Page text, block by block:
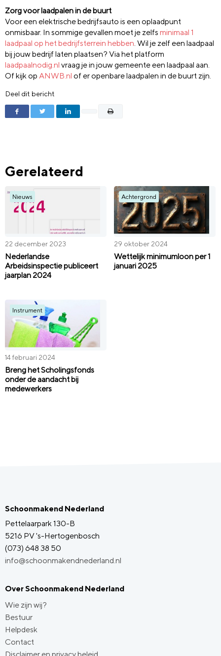
Zorg voor laadpalen in de buurt
Voor een elektrische bedrijfsauto is een oplaadpunt
onmisbaar. In sommige gevallen moet je zelfs minimaal 1
laadpaal op het bedrijfsterrein hebben. Wil je zelf een laadpaal
bij jouw bedrijf laten plaatsen? Via het platform
laadpaalnodig.nl vraag je in jouw gemeente een laadpaal aan.
Of kijk op ANWB.nl of er openbare laadpalen in de buurt zijn.
Deel dit bericht
Gerelateerd
Nieuws
22 december 2023
Nederlandse
Arbeidsinspectie publiceert
jaarplan 2024
Achtergrond
29 oktober 2024
Wettelijk minimumloon per 1
januari 2025
Instrument
14 februari 2024
Breng het Scholingsfonds
onder de aandacht bij
medewerkers
Schoonmakend Nederland
Pettelaarpark 130-B
5216 PV 's-Hertogenbosch
(073) 648 38 50
info@schoonmakendnederland.nl
Over Schoonmakend Nederland
Wie zijn wij?
Bestuur
Helpdesk
Contact